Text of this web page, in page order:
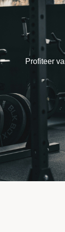
Profiteer